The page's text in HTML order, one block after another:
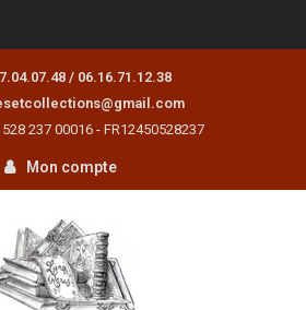
/ 06.16.71.12.38
528 237 00016 - FR12450528237
Mon compte